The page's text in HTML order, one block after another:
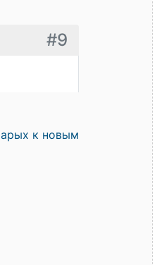
#9
к новым